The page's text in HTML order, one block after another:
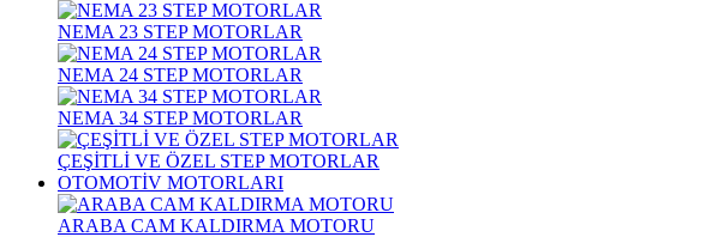
NEMA 23 STEP MOTORLAR
NEMA 24 STEP MOTORLAR
NEMA 34 STEP MOTORLAR
ÇEŞİTLİ VE ÖZEL STEP MOTORLAR
OTOMOTİV MOTORLARI
ARABA CAM KALDIRMA MOTORU